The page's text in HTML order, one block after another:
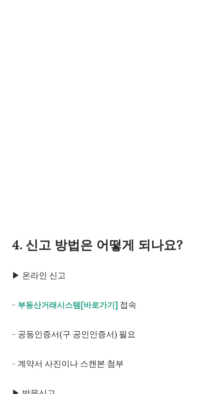
4. 신고 방법은 어떻게 되나요?
▶ 온라인 신고
- 부동산거래시스탬[바로가기] 접속
- 공동인증서(구 공인인증서) 필요
- 계약서 사진이나 스캔본 첨부